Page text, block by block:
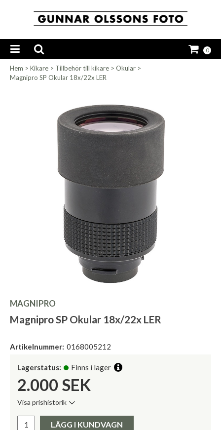
0
Hem > Kikare > Tillbehör till kikare > Okular >
Magnipro SP Okular 18x/22x LER
MAGNIPRO
Magnipro SP Okular 18x/22x LER
Artikelnummer: 0168005212
Lagerstatus: Finns i lager
2.000 SEK
Visa prishistorik
Pris:
LÄGG I KUNDVAGN